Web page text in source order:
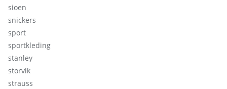
sioen
snickers
sport
sportkleding
stanley
storvik
strauss